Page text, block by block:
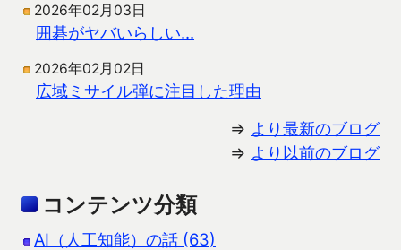
2026年02月03日
囲碁がヤバいらしい…
2026年02月02日
広域ミサイル弾に注目した理由
⇒ より最新のブログ
⇒ より以前のブログ
コンテンツ分類
AI（人工知能）の話 (63)